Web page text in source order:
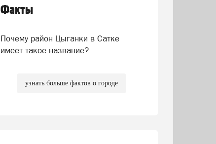
Факты
Почему район Цыганки в Сатке
имеет такое название?
узнать больше фактов о городе